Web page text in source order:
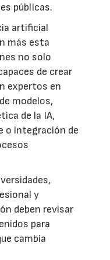
públicas.
artificial
más esta
no solo
de crear
expertos en
modelos,
de la IA,
integración de
y
deben revisar
para
cambia